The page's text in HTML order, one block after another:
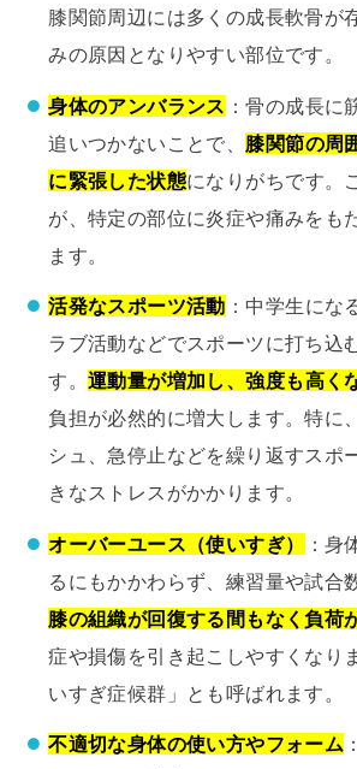
膝関節周辺には多くの成長軟骨が
みの原因となりやすい部位です。
身体のアンバランス ：骨の成長に
追いつかないことで、 膝関節の周
に緊張した状態になりがちです。
が、特定の部位に炎症や痛みをも
ます。
活発なスポーツ活動 ：中学生にな
ラブ活動などでスポーツに打ち込
す。 運動量が増加し、強度も高く
負担が必然的に増大します。特に
シュ、急停止などを繰り返すスポ
きなストレスがかかります。
オーバーユース（使いすぎ）
：身
るにもかかわらず、練習量や試合
膝の組織が回復する間もなく負荷
症や損傷を引き起こしやすくなり
いすぎ症候群」とも呼ばれます。
不適切な身体の使い方やフォーム